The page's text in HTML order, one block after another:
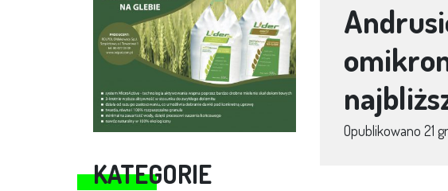
KATEGORIE
Opublikowano 21